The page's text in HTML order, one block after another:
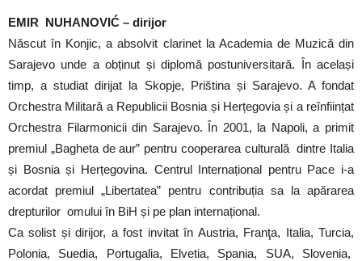
EMIR NUHANOVIĆ – dirijor
Născut în Konjic, a absolvit clarinet la Academia de Muzică din
Sarajevo unde a obținut și diplomă postuniversitară. În același
timp, a studiat dirijat la Skopje, Priština și Sarajevo. A fondat
Orchestra Militară a Republicii Bosnia și Herțegovia și a reînființat
Orchestra Filarmonicii din Sarajevo. În 2001, la Napoli, a primit
premiul „Bagheta de aur” pentru cooperarea culturală dintre Italia
și Bosnia și Herțegovina. Centrul Internațional pentru Pace i-a
acordat premiul „Libertatea” pentru contribuția sa la apărarea
drepturilor omului în BiH și pe plan internațional.
Ca solist și dirijor, a fost invitat în Austria, Franţa, Italia, Turcia,
Polonia, Suedia, Portugalia, Elvetia, Spania, SUA, Slovenia,